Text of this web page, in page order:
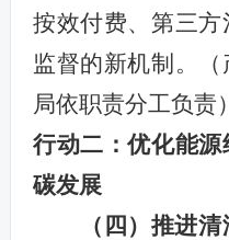
按效付费、第三
监督的新机制。
局依职责分工负责）
行动二：优化能
碳发展
（四）推进